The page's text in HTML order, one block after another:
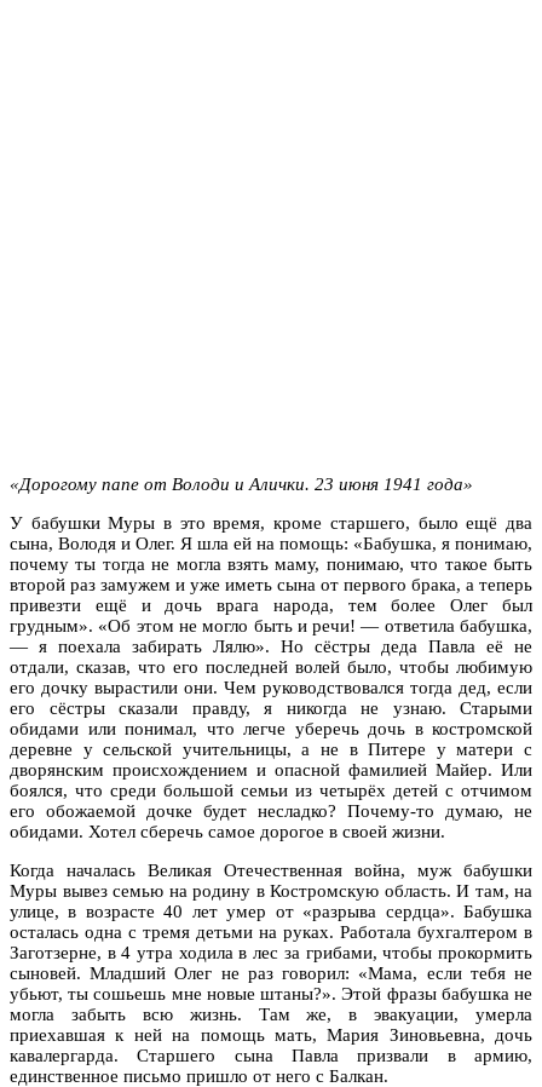
«Дорогому папе от Володи и Алички. 23 июня 1941 года»
У бабушки Муры в это время, кроме старшего, было ещё два
сына, Володя и Олег. Я шла ей на помощь: «Бабушка, я понимаю,
почему ты тогда не могла взять маму, понимаю, что такое быть
второй раз замужем и уже иметь сына от первого брака, а теперь
привезти ещё и дочь врага народа, тем более Олег был
грудным». «Об этом не могло быть и речи! — ответила бабушка,
— я поехала забирать Лялю». Но сёстры деда Павла её не
отдали, сказав, что его последней волей было, чтобы любимую
его дочку вырастили они. Чем руководствовался тогда дед, если
его сёстры сказали правду, я никогда не узнаю. Старыми
обидами или понимал, что легче уберечь дочь в костромской
деревне у сельской учительницы, а не в Питере у матери с
дворянским происхождением и опасной фамилией Майер. Или
боялся, что среди большой семьи из четырёх детей с отчимом
его обожаемой дочке будет несладко? Почему-то думаю, не
обидами. Хотел сберечь самое дорогое в своей жизни.
Когда началась Великая Отечественная война, муж бабушки
Муры вывез семью на родину в Костромскую область. И там, на
улице, в возрасте 40 лет умер от «разрыва сердца». Бабушка
осталась одна с тремя детьми на руках. Работала бухгалтером в
Заготзерне, в 4 утра ходила в лес за грибами, чтобы прокормить
сыновей. Младший Олег не раз говорил: «Мама, если тебя не
убьют, ты сошьешь мне новые штаны?». Этой фразы бабушка не
могла забыть всю жизнь. Там же, в эвакуации, умерла
приехавшая к ней на помощь мать, Мария Зиновьевна, дочь
кавалергарда. Старшего сына Павла призвали в армию,
единственное письмо пришло от него с Балкан.